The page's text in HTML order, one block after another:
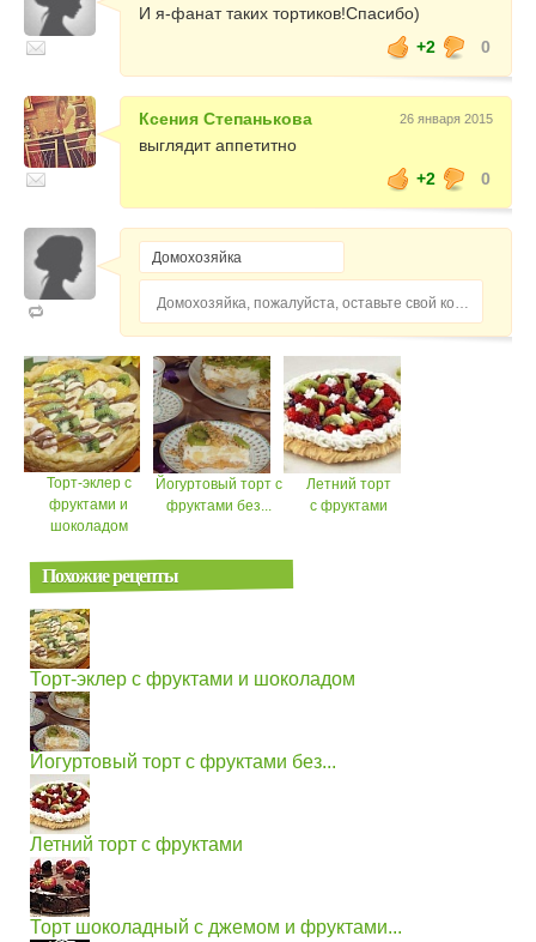
И я-фанат таких тортиков!Спасибо)
+2
0
Ксения Степанькова 26 января 2015
выглядит аппетитно
+2
0
Домохозяйка, пожалуйста, оставьте свой комментарий...
Торт-эклер с
фруктами и
шоколадом
Йогуртовый торт с
фруктами без...
Летний торт
с фруктами
Похожие рецепты
Торт-эклер с фруктами и шоколадом
Йогуртовый торт с фруктами без...
Летний торт с фруктами
Торт шоколадный с джемом и фруктами...